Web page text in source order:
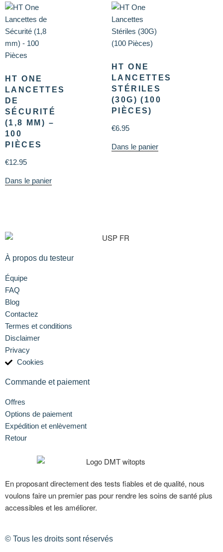
HT ONE
LANCETTES
DE
SÉCURITÉ
(1,8 MM) –
100
PIÈCES
€12.95
Dans le panier
HT ONE
LANCETTES
STÉRILES
(30G) (100
PIÈCES)
€6.95
Dans le panier
À propos du testeur
Équipe
FAQ
Blog
Contactez
Termes et conditions
Disclaimer
Privacy
Cookies
Commande et paiement
Offres
Options de paiement
Expédition et enlèvement
Retour
En proposant directement des tests fiables et de qualité, nous
voulons faire un premier pas pour rendre les soins de santé plus
accessibles et les améliorer.
© Tous les droits sont réservés